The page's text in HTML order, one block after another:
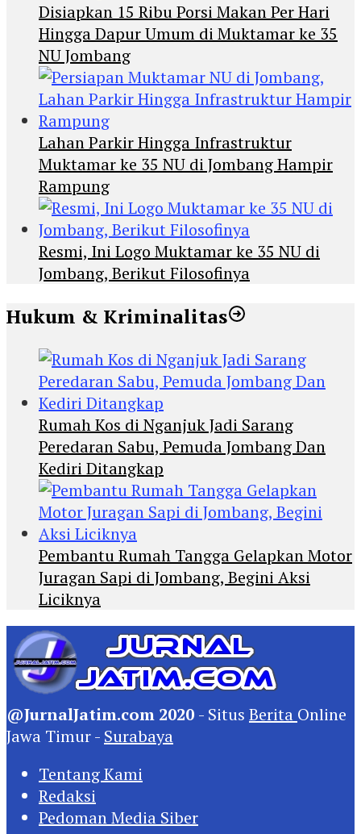
Disiapkan 15 Ribu Porsi Makan Per Hari
Hingga Dapur Umum di Muktamar ke 35
NU Jombang
Lahan Parkir Hingga Infrastruktur
Muktamar ke 35 NU di Jombang Hampir
Rampung
Resmi, Ini Logo Muktamar ke 35 NU di
Jombang, Berikut Filosofinya
Hukum & Kriminalitas
Rumah Kos di Nganjuk Jadi Sarang
Peredaran Sabu, Pemuda Jombang Dan
Kediri Ditangkap
Pembantu Rumah Tangga Gelapkan Motor
Juragan Sapi di Jombang, Begini Aksi
Liciknya
@JurnalJatim.com 2020 - Situs Berita Online
Jawa Timur - Surabaya
Tentang Kami
Redaksi
Pedoman Media Siber